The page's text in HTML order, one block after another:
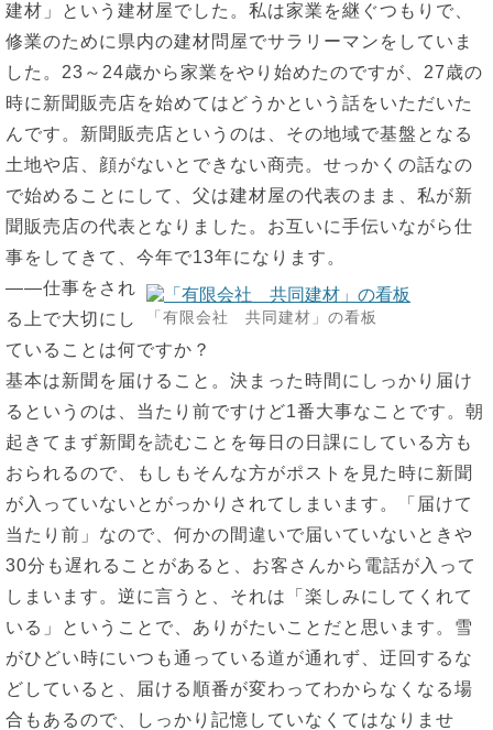
建材」という建材屋でした。私は家業を継ぐつもりで、
修業のために県内の建材問屋でサラリーマンをしていま
した。23～24歳から家業をやり始めたのですが、27歳の
時に新聞販売店を始めてはどうかという話をいただいた
んです。新聞販売店というのは、その地域で基盤となる
土地や店、顔がないとできない商売。せっかくの話なの
で始めることにして、父は建材屋の代表のまま、私が新
聞販売店の代表となりました。お互いに手伝いながら仕
事をしてきて、今年で13年になります。
「有限会社 共同建材」の看板
――仕事をされ
る上で大切にし
ていることは何ですか？
基本は新聞を届けること。決まった時間にしっかり届け
るというのは、当たり前ですけど1番大事なことです。朝
起きてまず新聞を読むことを毎日の日課にしている方も
おられるので、もしもそんな方がポストを見た時に新聞
が入っていないとがっかりされてしまいます。「届けて
当たり前」なので、何かの間違いで届いていないときや
30分も遅れることがあると、お客さんから電話が入って
しまいます。逆に言うと、それは「楽しみにしてくれて
いる」ということで、ありがたいことだと思います。雪
がひどい時にいつも通っている道が通れず、迂回するな
どしていると、届ける順番が変わってわからなくなる場
合もあるので、しっかり記憶していなくてはなりませ